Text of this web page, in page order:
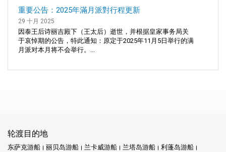
重要公告：2025年滿月派對行程更新
29 十月 2025
因泰王后诗丽吉殿下（王太后）逝世，并根据皇家事务局关
于哀悼期的公告，特此通知：原定于2025年11月5日举行的满
月派对本月将不会举行。...
轮渡目的地
东萨克游船 丽贝岛游船 兰卡威游船 兰塔岛游船
利蓬岛游船